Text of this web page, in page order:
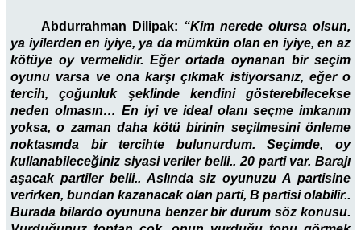
Abdurrahman Dilipak: “Kim nerede olursa olsun,
ya iyilerden en iyiye, ya da mümkün olan en iyiye, en az
kötüye oy vermelidir. Eğer ortada oynanan bir seçim
oyunu varsa ve ona karşı çıkmak istiyorsanız, eğer o
tercih, çoğunluk şeklinde kendini gösterebilecekse
neden olmasın… En iyi ve ideal olanı seçme imkanım
yoksa, o zaman daha kötü birinin seçilmesini önleme
noktasında bir tercihte bulunurdum. Seçimde, oy
kullanabileceğiniz siyasi veriler belli.. 20 parti var. Barajı
aşacak partiler belli.. Aslında siz oyunuzu A partisine
verirken, bundan kazanacak olan parti, B partisi olabilir..
Burada bilardo oyununa benzer bir durum söz konusu.